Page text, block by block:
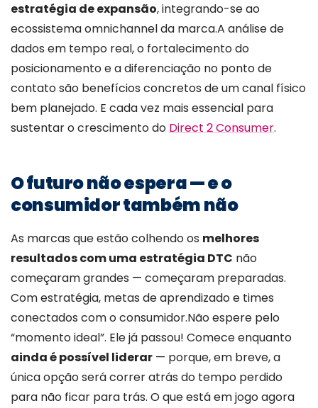
estratégia de expansão, integrando-se ao
ecossistema omnichannel da marca.A análise de
dados em tempo real, o fortalecimento do
posicionamento e a diferenciação no ponto de
contato são benefícios concretos de um canal físico
bem planejado. E cada vez mais essencial para
sustentar o crescimento do Direct 2 Consumer.
O futuro não espera — e o
consumidor também não
As marcas que estão colhendo os melhores
resultados com uma estratégia DTC não
começaram grandes — começaram preparadas.
Com estratégia, metas de aprendizado e times
conectados com o consumidor.Não espere pelo
“momento ideal”. Ele já passou! Comece enquanto
ainda é possível liderar — porque, em breve, a
única opção será correr atrás do tempo perdido
para não ficar para trás. O que está em jogo agora